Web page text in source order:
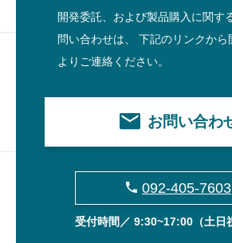
開発委託、および製品購入に関す
問い合わせは、
下記のリンクから
よりご連絡ください。
お問い合わ
092-405-7603
受付時間／ 9:30~17:00 （土日